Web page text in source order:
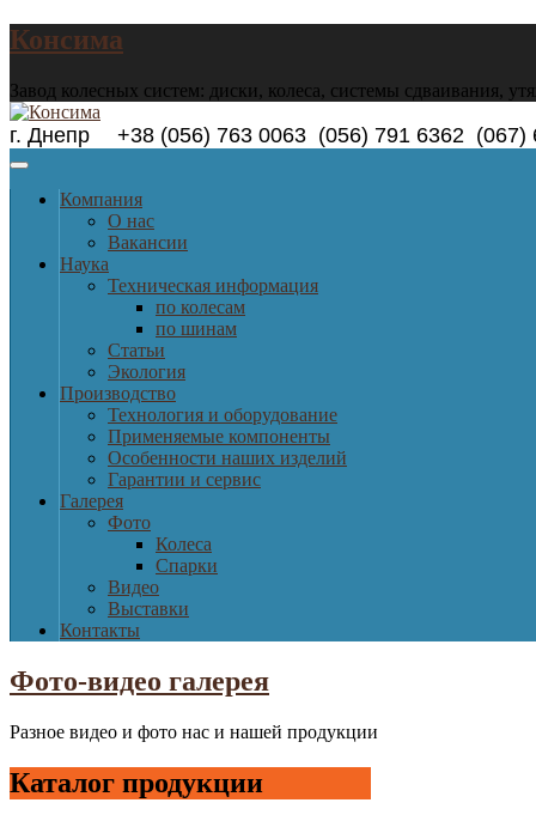
Консима
Завод колесных систем: диски, колеса, системы сдваивания,
г. Днепр +38 (056) 763 0063 (056) 791 6362
Компания
О нас
Вакансии
Наука
Техническая информация
по колесам
по шинам
Статьи
Экология
Производство
Технология и оборудование
Применяемые компоненты
Особенности наших изделий
Гарантии и сервис
Галерея
Фото
Колеса
Спарки
Видео
Выставки
Контакты
Фото-видео галерея
Разное видео и фото нас и нашей продукции
Каталог продукции